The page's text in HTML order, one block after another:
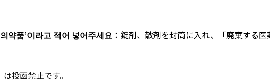
약품’이라고 적어 넣어주세요 ：錠剤、散剤を封筒に入れ、「廃棄する
は投函禁止です。